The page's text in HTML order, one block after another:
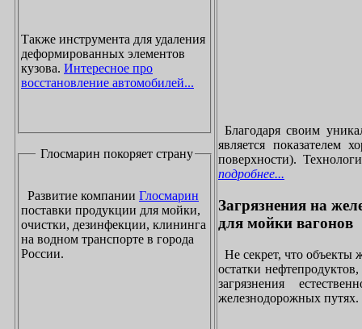
Также инструмента для удаления
деформированных элементов
кузова. Интересное про
восстановление автомобилей...
Глосмарин покоряет страну
Развитие компании Глосмарин
поставки продукции для мойки,
очистки, дезинфекции, клининга
на водном транспорте в города
России.
Благодаря своим
является показателем
поверхности).
подробнее...
Загрязнения на
для мойки вагонов
Не секрет, что объекты
остатки нефтепродуктов,
загрязнения
железнодорожных путях.